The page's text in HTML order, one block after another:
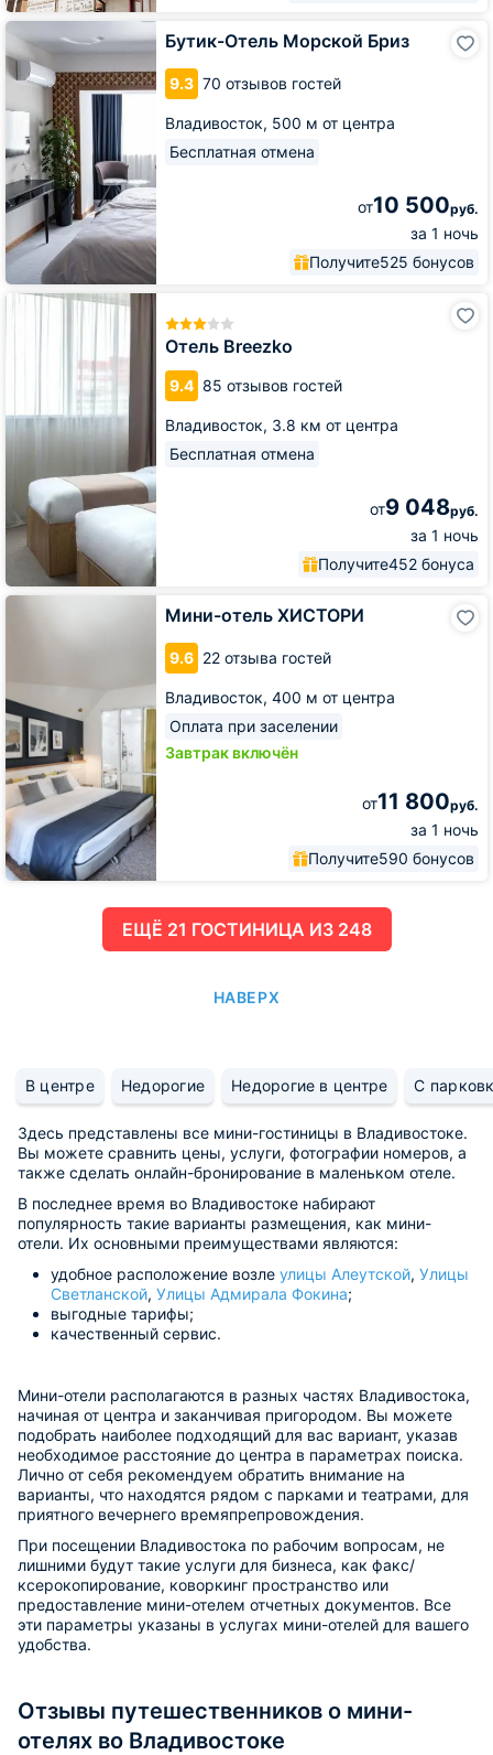
Бутик-Отель Морской Бриз
9.3 70 отзывов гостей
Владивосток, 500 м от центра
Бесплатная отмена
от10 500руб.
за 1 ночь
Получите525 бонусов
Бутик-
Отель
Морской
Отель Breezko
9.4 85 отзывов гостей
Владивосток, 3.8 км от центра
Бесплатная отмена
от9 048руб.
за 1 ночь
Получите452 бонуса
Отель
Мини-отель ХИСТОРИ
9.6 22 отзыва гостей
Владивосток, 400 м от центра
Оплата при заселении
Завтрак включён
от11 800руб.
за 1 ночь
Получите590 бонусов
Мини-
ЕЩË 21 ГОСТИНИЦА ИЗ 248
НАВЕРХ
В центре Недорогие Недорогие в центре С
Здесь представлены все мини-гостиницы в Владивостоке.
Вы можете сравнить цены, услуги, фотографии номеров, а
также сделать онлайн-бронирование в маленьком отеле.
В последнее время во Владивостоке набирают
популярность такие варианты размещения, как мини-
отели. Их основными преимуществами являются:
удобное расположение возле улицы Алеутской, Улицы
Светланской, Улицы Адмирала Фокина;
выгодные тарифы;
качественный сервис.
Мини-отели располагаются в разных частях Владивостока,
начиная от центра и заканчивая пригородом. Вы можете
подобрать наиболее подходящий для вас вариант, указав
необходимое расстояние до центра в параметрах поиска.
Лично от себя рекомендуем обратить внимание на
варианты, что находятся рядом с парками и театрами, для
приятного вечернего времяпрепровождения.
При посещении Владивостока по рабочим вопросам, не
лишними будут такие услуги для бизнеса, как факс/
ксерокопирование, коворкинг пространство или
предоставление мини-отелем отчетных документов. Все
эти параметры указаны в услугах мини-отелей для вашего
удобства.
Отзывы путешественников о мини-
отелях во Владивостоке